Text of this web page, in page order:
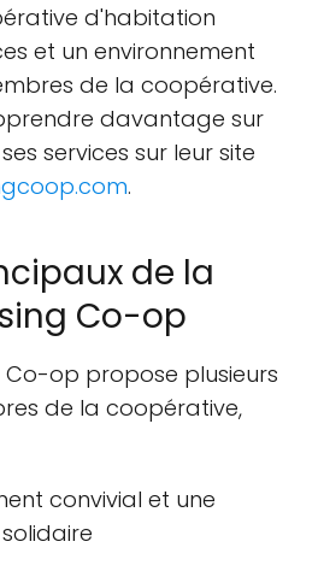
d'habitation
et un environnement
de la coopérative.
davantage sur
services sur leur site
.
de la
Co-op
Co-op propose plusieurs
de la coopérative,
convivial et une